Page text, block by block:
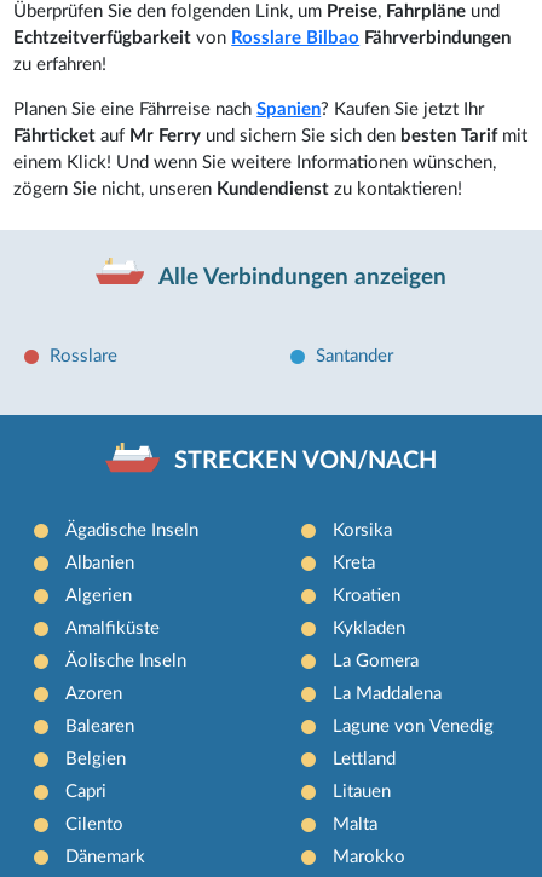
Überprüfen Sie den folgenden Link, um Preise, Fahrpläne und
Echtzeitverfügbarkeitvon Rosslare Bilbao Fährverbindungen
zu erfahren!
Planen Sie eine Fährreise nachSpanien? Kaufen Sie jetzt Ihr
Fährticketauf Mr Ferry und sichern Sie sich den besten Tarifmit
einem Klick! Und wenn Sie weitere Informationen wünschen,
zögern Sie nicht, unseren Kundendienstzu kontaktieren!
Alle Verbindungen anzeigen
Rosslare Santander
STRECKEN VON/NACH
Ägadische Inseln
Albanien
Algerien
Amalfiküste
Äolische Inseln
Azoren
Balearen
Belgien
Capri
Cilento
Dänemark
Korsika
Kreta
Kroatien
Kykladen
La Gomera
La Maddalena
Lagune von Venedig
Lettland
Litauen
Malta
Marokko